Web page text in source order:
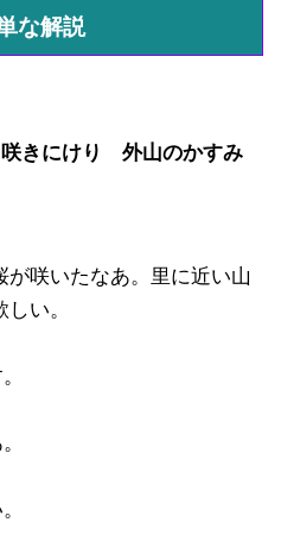
な解説
きにけり 外山のかすみ
咲いたなあ。里に近い山
い。